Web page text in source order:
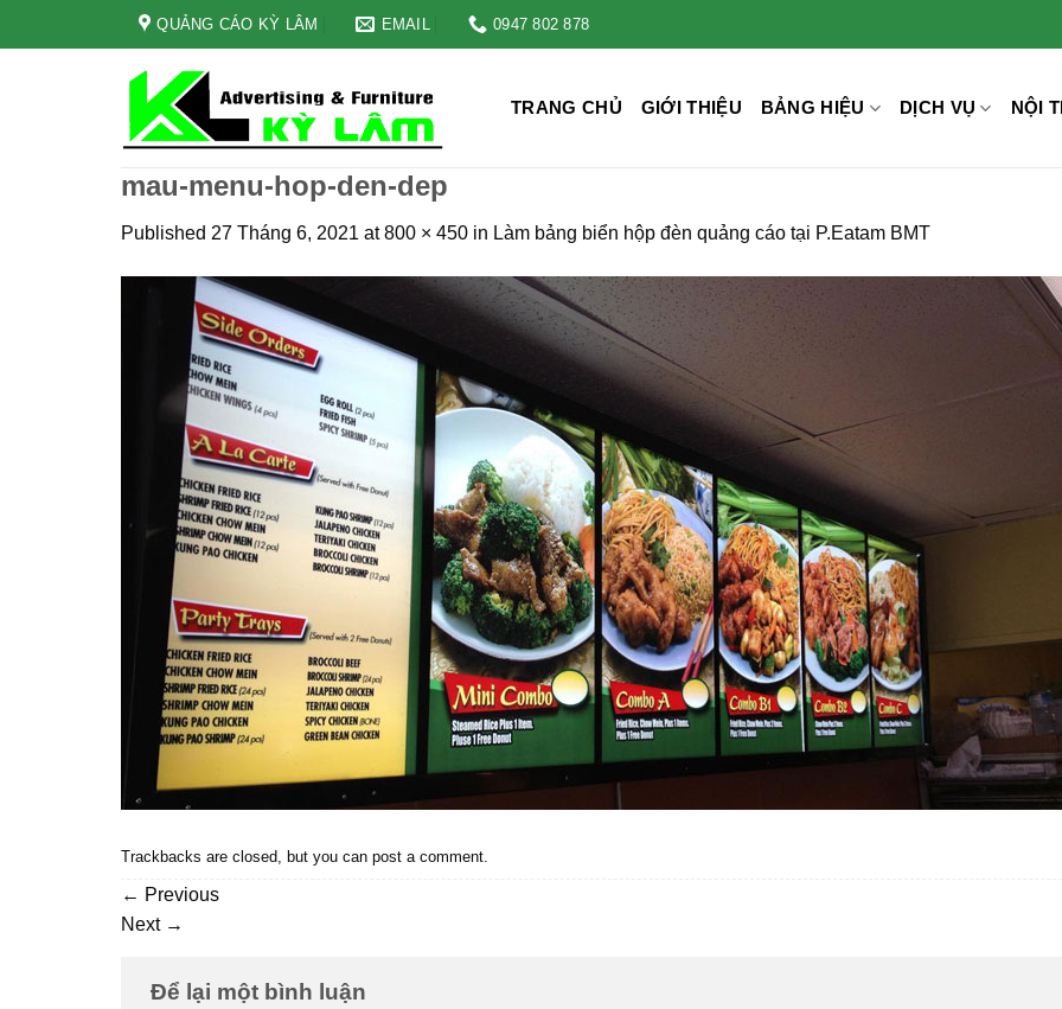
QUẢNG CÁO KỲ LÂM EMAIL 0947 802 878
TRANG CHỦ GIỚI THIỆU BẢNG HIỆU DỊCH VỤ NỘI
mau-menu-hop-den-dep
Published 27 Tháng 6, 2021 at800 × 450 in Làm bảng biển hộp đèn quảng cáo tại P.Eatam BMT
Trackbacks are closed, but you can post a comment.
← Previous
Next →
Để lại một bình luận